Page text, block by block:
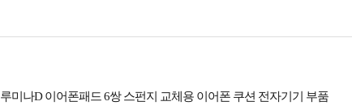
루미나D 이어폰패드 6쌍 스펀지 교체용 이어폰 쿠션 전자기기 부품